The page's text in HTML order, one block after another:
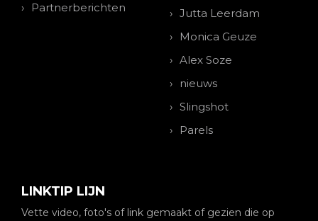
Partnerberichten
Jutta Leerdam
Monica Geuze
Alex Soze
nieuws
Slingshot
Parels
LINKTIP LIJN
Vette video, foto's of link gemaakt of gezien die op